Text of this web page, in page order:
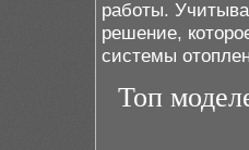
работы.
решение,
системы
Топ